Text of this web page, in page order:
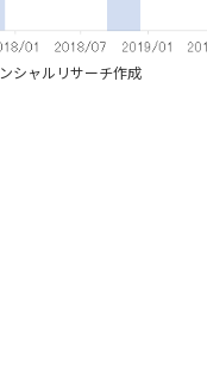
シャルリサーチ作成